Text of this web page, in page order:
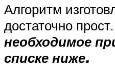
Алгоритм
достаточно прост.
необходимое
списке ниже.